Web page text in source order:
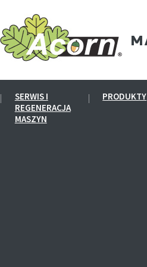
SERWIS I
REGENERACJA
MASZYN
PRODUKTY